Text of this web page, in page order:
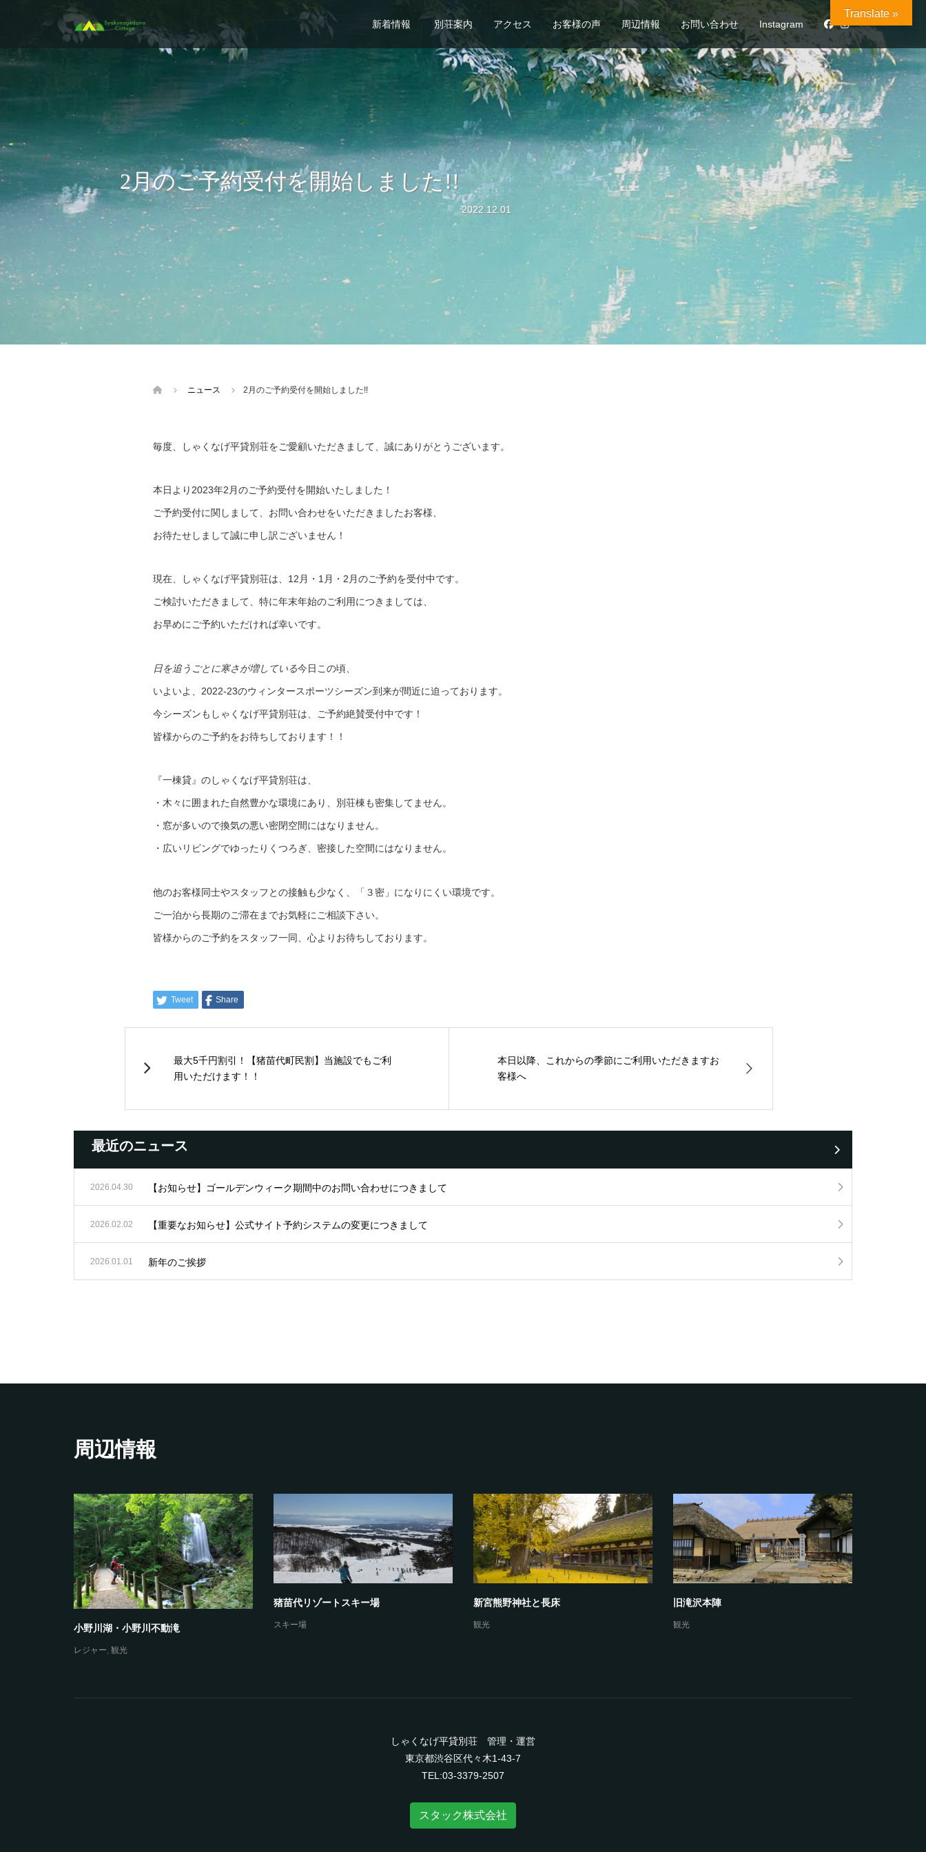
新着情報 別荘案内 アクセス お客様の声 周辺情報 お問い合わせ Instagram
2月のご予約受付を開始しました!!
2022.12.01
ニュース 2月のご予約受付を開始しました!!
毎度、しゃくなげ平貸別荘をご愛顧いただきまして、誠にありがとうございます。
本日より2023年2月のご予約受付を開始いたしました！
ご予約受付に関しまして、お問い合わせをいただきましたお客様、
お待たせしまして誠に申し訳ございません！
現在、しゃくなげ平貸別荘は、12月・1月・2月のご予約を受付中です。
ご検討いただきまして、特に年末年始のご利用につきましては、
お早めにご予約いただければ幸いです。
日を追うごとに寒さが増している今日この頃、
いよいよ、2022-23のウィンタースポーツシーズン到来が間近に迫っております。
今シーズンもしゃくなげ平貸別荘は、ご予約絶賛受付中です！
皆様からのご予約をお待ちしております！！
『一棟貸』のしゃくなげ平貸別荘は、
・木々に囲まれた自然豊かな環境にあり、別荘棟も密集してません。
・窓が多いので換気の悪い密閉空間にはなりません。
・広いリビングでゆったりくつろぎ、密接した空間にはなりません。
他のお客様同士やスタッフとの接触も少なく、「３密」になりにくい環境です。
ご一泊から長期のご滞在までお気軽にご相談下さい。
皆様からのご予約をスタッフ一同、心よりお待ちしております。
Tweet Share
最大5千円割引！【猪苗代町民割】当施設でもご利
用いただけます！！
本日以降、これからの季節にご利用いただきますお
客様へ
最近のニュース
2026.04.30 【お知らせ】ゴールデンウィーク期間中のお問い合わせにつきまして
2026.02.02 【重要なお知らせ】公式サイト予約システムの変更につきまして
2026.01.01 新年のご挨拶
周辺情報
小野川湖・小野川不動滝
レジャー 観光
猪苗代リゾートスキー場
スキー場
新宮熊野神社と長床
観光
旧滝沢本陣
観光
しゃくなげ平貸別荘 管理・運営
東京都渋谷区代々木1-43-7
TEL:03-3379-2507
スタック株式会社
Translate »